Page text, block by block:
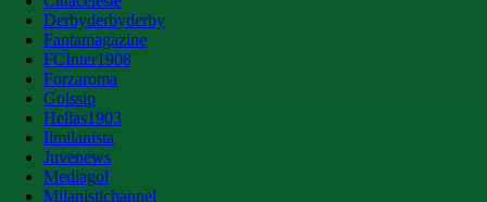
Derbyderbyderby
Fantamagazine
FCInter1908
Forzaroma
Golssip
Hellas1903
Ilmilanista
Juvenews
Mediagol
Milanistichannel